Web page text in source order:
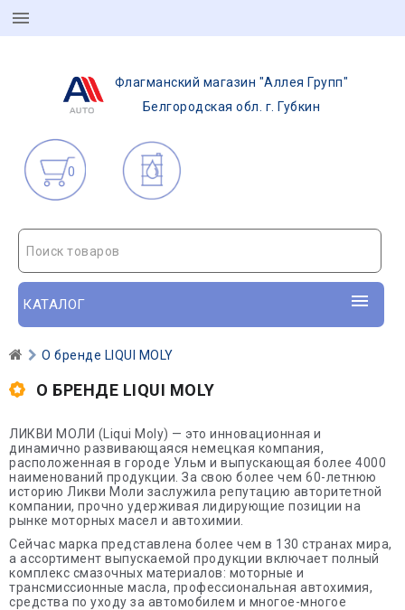
Флагманский магазин "Аллея Групп"
Белгородская обл. г. Губкин
0
Поиск товаров
КАТАЛОГ
О бренде LIQUI MOLY
О БРЕНДЕ LIQUI MOLY
ЛИКВИ МОЛИ (Liqui Moly) — это инновационная и
динамично развивающаяся немецкая компания,
расположенная в городе Ульм и выпускающая более 4000
наименований продукции. За свою более чем 60-летнюю
историю Ликви Моли заслужила репутацию авторитетной
компании, прочно удерживая лидирующие позиции на
рынке моторных масел и автохимии.
Сейчас марка представлена более чем в 130 странах мира,
а ассортимент выпускаемой продукции включает полный
комплекс смазочных материалов: моторные и
трансмиссионные масла, профессиональная автохимия,
средства по уходу за автомобилем и многое-многое